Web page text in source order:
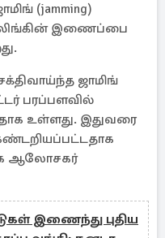
(jamming)
இணைப்பை
சக்திவாய்ந்த ஜாமிங்
பரப்பளவில்
உள்ளது. இதுவரை
ஆலோசகர்
இணைந்து புதிய